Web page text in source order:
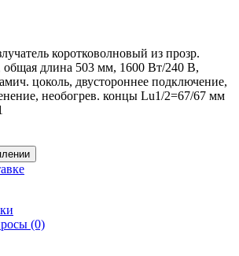
коротковолновый из прозр.
общая длина 503 мм, 1600 Вт/240 В,
цоколь, двустороннее подключение,
необогрев. концы Lu1/2=67/67 мм
(0)